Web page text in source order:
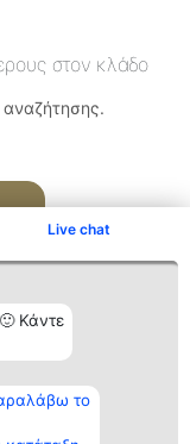
Live chat
Κάντε
το
στον κλάδο
Επικοινωνία
Επικοινωνία